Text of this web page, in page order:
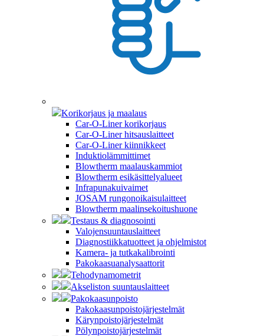
Korikorjaus ja maalaus
Car-O-Liner korikorjaus
Car-O-Liner hitsauslaitteet
Car-O-Liner kiinnikkeet
Induktiolämmittimet
Blowtherm maalauskammiot
Blowtherm esikäsittelyalueet
Infrapunakuivaimet
JOSAM rungonoikaisulaitteet
Blowtherm maalinsekoitushuone
Testaus & diagnosointi
Valojensuuntauslaitteet
Diagnostiikkatuotteet ja ohjelmistot
Kamera- ja tutkakalibrointi
Pakokaasuanalysaattorit
Tehodynamometrit
Akseliston suuntauslaitteet
Pakokaasunpoisto
Pakokaasunpoistojärjestelmät
Kärynpoistojärjestelmät
Pölynpoistojärjestelmät